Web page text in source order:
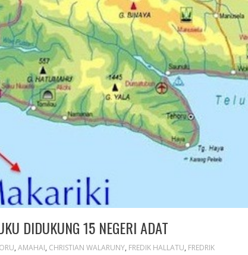
DIDUKUNG 15 NEGERI ADAT
, AMAHAI, CHRISTIAN WALARUNY, FREDIK HALLATU, FREDRIK